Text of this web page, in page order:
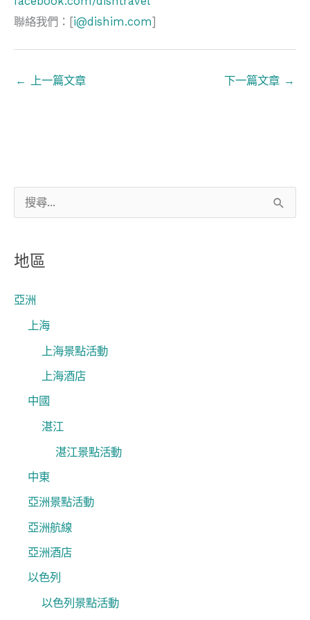
關
字
地區
亞洲
上海
上海景點活動
上海酒店
中國
湛江
湛江景點活動
中東
亞洲景點活動
亞洲航線
亞洲酒店
以色列
以色列景點活動
聯絡我們：[i@dishim.com]
← 上一篇文章 下一篇文章 →